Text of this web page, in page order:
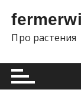
й
Про растения